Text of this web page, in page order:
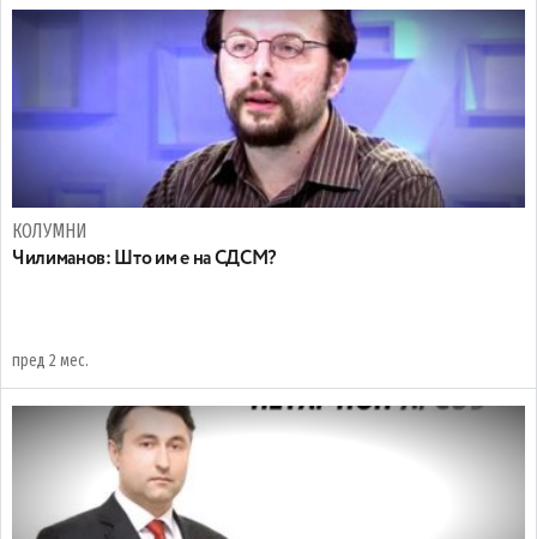
КОЛУМНИ
Чилиманов: Што им е на СДСМ?
пред 2 мес.